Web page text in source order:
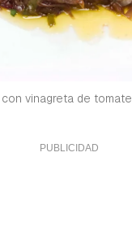
vinagreta de tomate